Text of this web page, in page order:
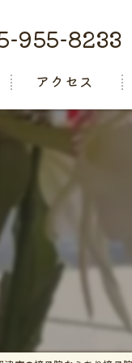
955-8233
アクセス